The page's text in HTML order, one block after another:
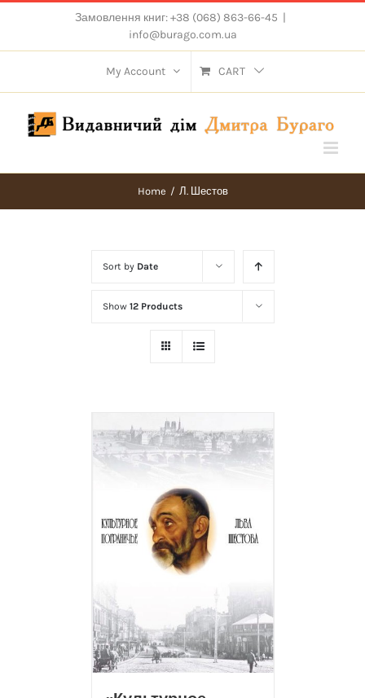
content
Замовлення книг: +38 (068) 863-66-45 |
info@burago.com.ua
My Account CART
Home / Л. Шестов
Sort by Date
Show 12 Products